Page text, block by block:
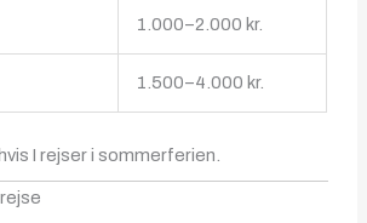
1.000–2.000 kr.
1.500–4.000 kr.
I rejser i sommerferien.